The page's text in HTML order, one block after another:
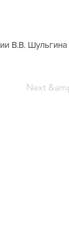
В.В. Шульгина
Next